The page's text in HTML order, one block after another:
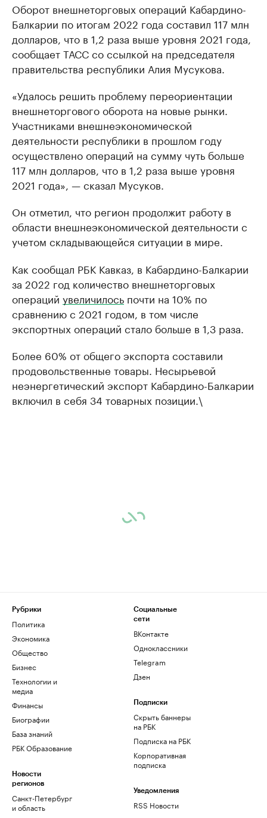
Оборот внешнеторговых операций Кабардино-
Балкарии по итогам 2022 года составил 117 млн
долларов, что в 1,2 раза выше уровня 2021 года,
сообщает ТАСС со ссылкой на председателя
правительства республики Алия Мусукова.
«Удалось решить проблему переориентации
внешнеторгового оборота на новые рынки.
Участниками внешнеэкономической
деятельности республики в прошлом году
осуществлено операций на сумму чуть больше
117 млн долларов, что в 1,2 раза выше уровня
2021 года», — сказал Мусуков.
Он отметил, что регион продолжит работу в
области внешнеэкономической деятельности с
учетом складывающейся ситуации в мире.
Как сообщал РБК Кавказ, в Кабардино-Балкарии
за 2022 год количество внешнеторговых
операций увеличилось почти на 10% по
сравнению с 2021 годом, в том числе
экспортных операций стало больше в 1,3 раза.
Более 60% от общего экспорта составили
продовольственные товары. Несырьевой
неэнергетический экспорт Кабардино-Балкарии
включил в себя 34 товарных позиции.\
Рубрики
Политика
Экономика
Общество
Бизнес
Технологии и
медиа
Финансы
Биографии
База знаний
РБК Образование
Новости
регионов
Санкт-Петербург
и область
Социальные
сети
ВКонтакте
Одноклассники
Telegram
Дзен
Подписки
Скрыть баннеры
на РБК
Подписка на РБК
Корпоративная
подписка
Уведомления
RSS Новости